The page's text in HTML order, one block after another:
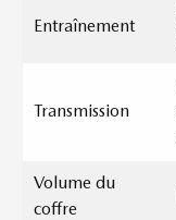
Entraînement
Transmission
Volume du
coffre